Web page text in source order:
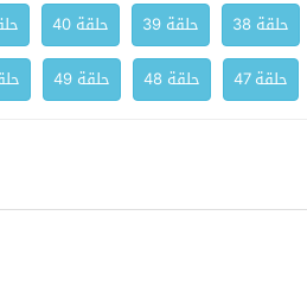
حلقة 38 حلقة 39 حلقة 40
حلقة 47 حلقة 48 حلقة 49